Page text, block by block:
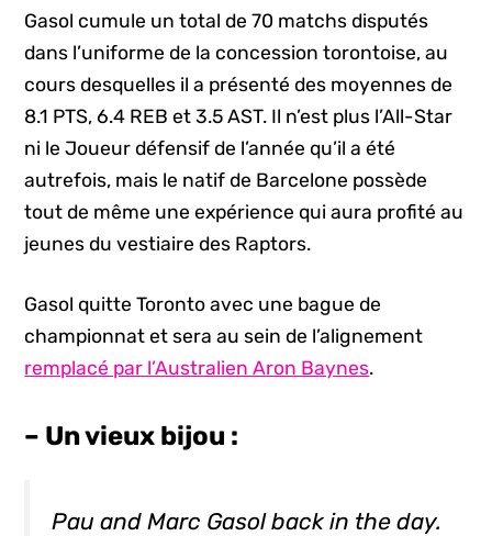
Gasol cumule un total de 70 matchs disputés
dans l’uniforme de la concession torontoise, au
cours desquelles il a présenté des moyennes de
8.1 PTS, 6.4 REB et 3.5 AST. Il n’est plus l’All-Star
ni le Joueur défensif de l’année qu’il a été
autrefois, mais le natif de Barcelone possède
tout de même une expérience qui aura profité au
jeunes du vestiaire des Raptors.
Gasol quitte Toronto avec une bague de
championnat et sera au sein de l’alignement
remplacé par l’Australien Aron Baynes.
– Un vieux bijou :
Pau and Marc Gasol back in the day.